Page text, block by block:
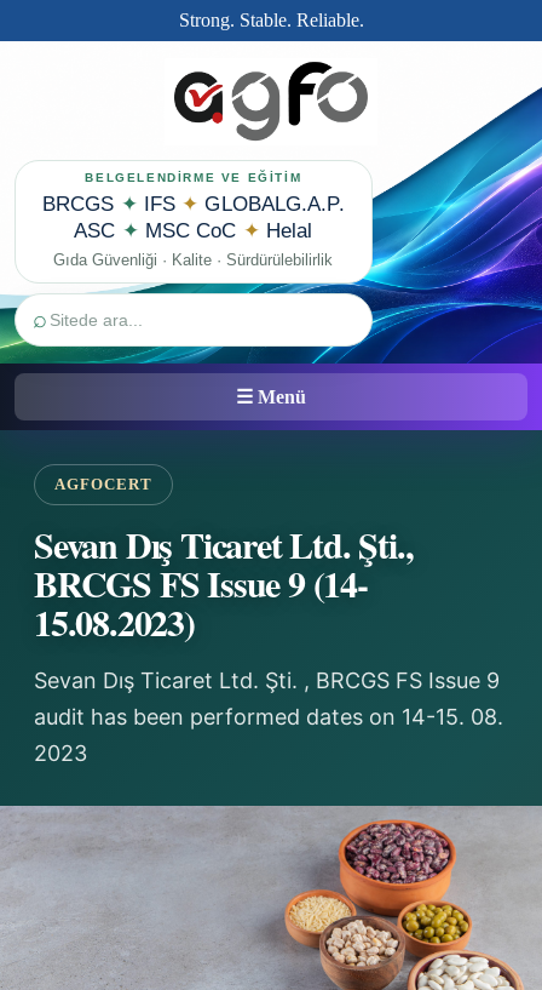
Strong. Stable. Reliable.
BELGELENDİRME VE EĞİTİM
BRCGS ✦ IFS ✦ GLOBALG.A.P.
ASC ✦ MSC CoC ✦ Helal
Gıda Güvenliği · Kalite · Sürdürülebilirlik
⌕
☰ Menü
AGFOCERT
Sevan Dış Ticaret Ltd. Şti.,
BRCGS FS Issue 9 (14-
15.08.2023)
Sevan Dış Ticaret Ltd. Şti. , BRCGS FS Issue 9
audit has been performed dates on 14-15. 08.
2023